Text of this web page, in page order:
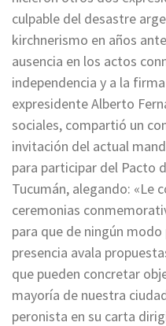
culpable del desastre
kirchnerismo en años
ausencia en los actos
independencia y a la
expresidente Alberto
sociales, compartió un
invitación del actual
para participar del Pacto
Tucumán, alegando: «Le
ceremonias
para que de ningún
presencia avala
que pueden concretar
mayoría de nuestra
peronista en su carta